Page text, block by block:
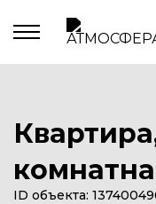
ID объекта: